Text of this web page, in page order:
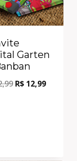
Garten
R$ 12,99